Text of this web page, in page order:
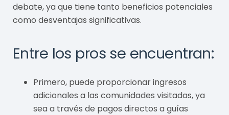
debate, ya que tiene tanto beneficios potenciales
como desventajas significativas.
Entre los pros se encuentran:
Primero, puede proporcionar ingresos
adicionales a las comunidades visitadas, ya
sea a través de pagos directos a guías